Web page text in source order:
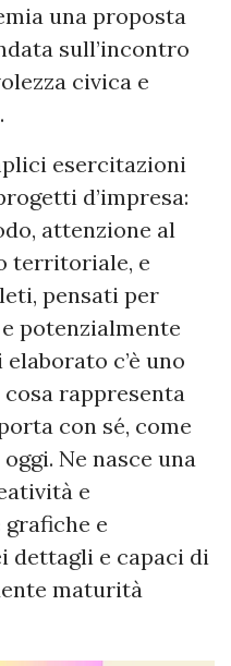
una proposta
sull’incontro
civica e
esercitazioni
d’impresa:
attenzione al
territoriale, e
pensati per
potenzialmente
c’è uno
rappresenta
con sé, come
Ne nasce una
e
e
dettagli e capaci di
maturità